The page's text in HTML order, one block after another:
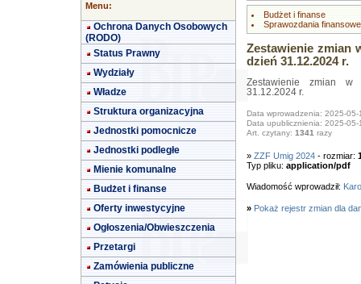
Menu:
Ochrona Danych Osobowych
(RODO)
Status Prawny
Wydziały
Władze
Struktura organizacyjna
Jednostki pomocnicze
Jednostki podległe
Mienie komunalne
Budżet i finanse
Oferty inwestycyjne
Ogłoszenia/Obwieszczenia
Przetargi
Zamówienia publiczne
Budżet i finanse
Sprawozdania finansowe
Zestawienie zmian
dzień 31.12.2024 r.
Zestawienie zmian w
31.12.2024 r.
Data wprowadzenia: 2025-05-
Data upublicznienia: 2025-05-
Art. czytany: 1341razy
» ZZF Umig 2024- rozmiar:
Typ pliku: application/pdf
Wiadomość wprowadził:
» Pokaż rejestr zmian dla